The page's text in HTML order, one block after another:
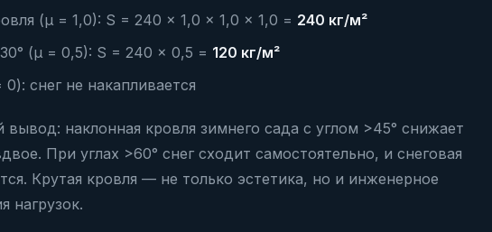
(µ = 1,0): S = 240 × 1,0 × 1,0 × 1,0 = 240 кг/м²
(µ = 0,5): S = 240 × 0,5 = 120 кг/м²
снег не накапливается
наклонная кровля зимнего сада с углом >45° снижает
При углах >60° снег сходит самостоятельно, и снеговая
Крутая кровля — не только эстетика, но и инженерное
нагрузок.